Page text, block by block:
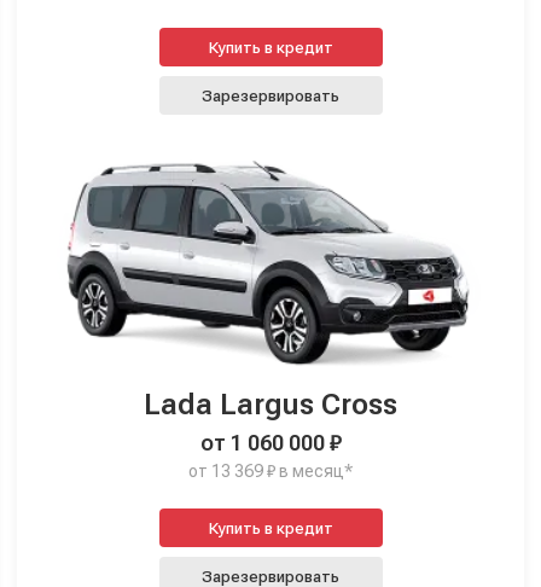
Купить в кредит
Зарезервировать
Lada Largus Cross
от 1 060 000 ₽
от 13 369 ₽ в месяц*
Купить в кредит
Зарезервировать